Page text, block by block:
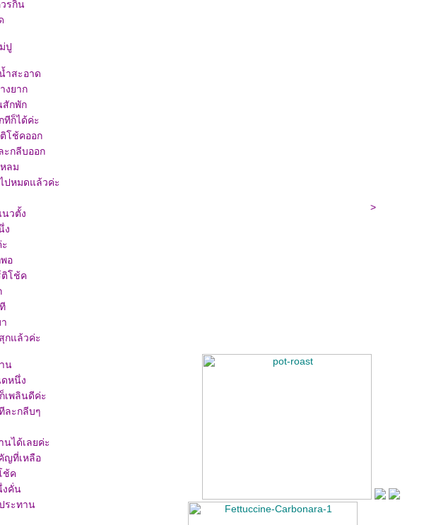
รกิน
ปู
ำสะอาด
งยาก
สักพัก
ทีก็ได้ค่ะ
โช้คออก
กลีบออก
ลม
ปหมดแล้วค่ะ
นวตั้ง
ง
อ
โช้ค
กแล้วค่ะ
น
ดหนึ่ง
เพลินดีค่ะ
ละกลีบๆ
ได้เลยค่ะ
ญที่เหลือ
ช้ค
งคั่น
ระทาน
>